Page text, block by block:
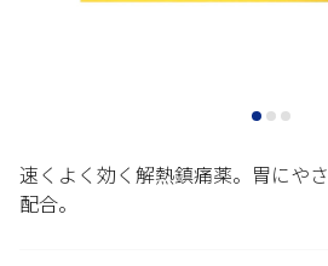
速くよく効く解熱鎮痛薬。胃にや
配合。